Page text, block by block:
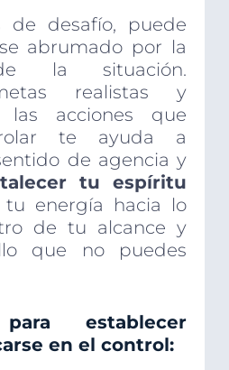
de desafío, puede
abrumado por la
la situación.
realistas y
las acciones que
te ayuda a
de agencia y
tu espíritu
energía hacia lo
de tu alcance y
que no puedes
establecer
en el control: